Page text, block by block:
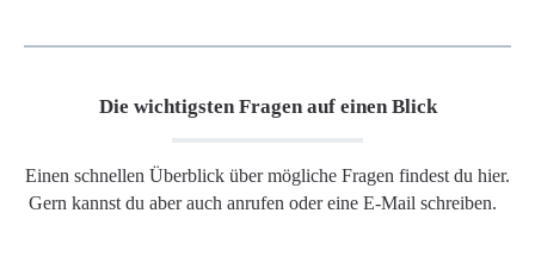
Die wichtigsten Fragen auf einen Blick
Einen schnellen Überblick über mögliche Fragen findest du hier.
Gern kannst du aber auch anrufen oder eine E-Mail schreiben.